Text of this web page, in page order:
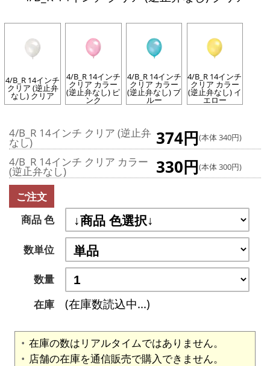
4/B_R 14インチ
クリア (逆止弁
なし) クリア
4/B_R 14インチ
クリア カラー
(逆止弁なし) ピ
ンク
4/B_R 14インチ
クリア カラー
(逆止弁なし) ブ
ルー
4/B_R 14インチ
クリア カラー
(逆止弁なし) イ
エロー
4/B_R 14インチ クリア (逆止弁
なし) 374円(本体 340円)
4/B_R 14インチ クリア カラー
(逆止弁なし) 330円(本体 300円)
ご注文
商品 色
数単位
数量
在庫
(在庫数読込中...)
在庫の数はリアルタイムではありません。
店舗の在庫を通信販売で購入できません。